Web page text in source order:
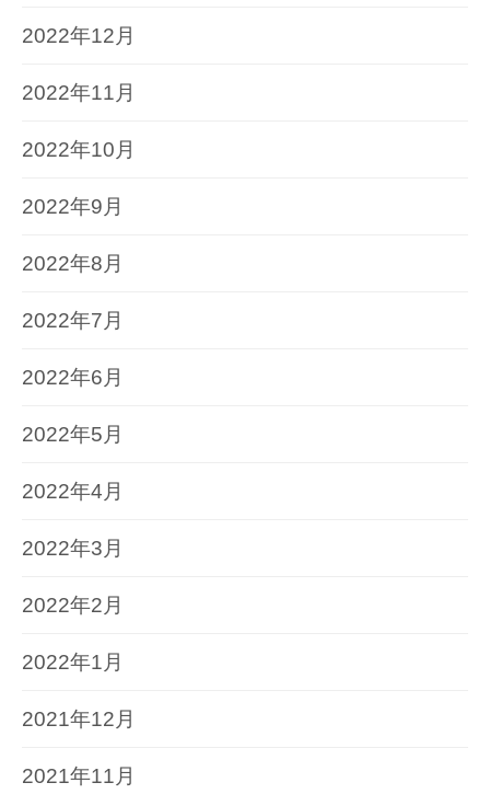
2022年12月
2022年11月
2022年10月
2022年9月
2022年8月
2022年7月
2022年6月
2022年5月
2022年4月
2022年3月
2022年2月
2022年1月
2021年12月
2021年11月